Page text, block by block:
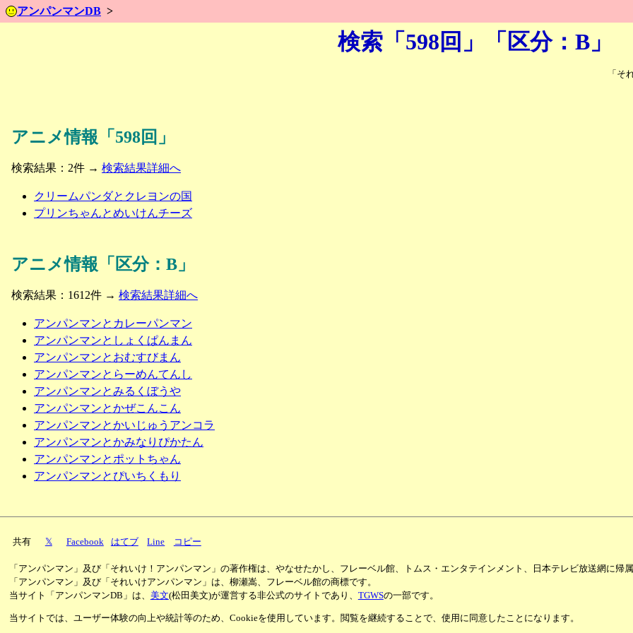
アンパンマンDB
検索「598回」「区分：B」
「そ
アニメ情報「598回」
検索結果：2件 → 検索結果詳細へ
クリームパンダとクレヨンの国
プリンちゃんとめいけんチーズ
アニメ情報「区分：B」
検索結果：1612件 → 検索結果詳細へ
アンパンマンとカレーパンマン
アンパンマンとしょくぱんまん
アンパンマンとおむすびまん
アンパンマンとらーめんてんし
アンパンマンとみるくぼうや
アンパンマンとかぜこんこん
アンパンマンとかいじゅうアンコラ
アンパンマンとかみなりぴかたん
アンパンマンとポットちゃん
アンパンマンとぴいちくもり
共有 𝕏 Facebook はてブ Line コピー
「アンパンマン」及び「それいけ！アンパンマン」の著作権は、やなせたかし、フレーベル館、トムス・エンタテインメント、日本テレビ放送網に帰属
「アンパンマン」及び「それいけアンパンマン」は、柳瀬嵩、フレーベル館の商標です。
当サイト「アンパンマンDB」は、 美文(松田美文)が運営する非公式のサイトであり、 TGWSの一部です。
当サイトでは、ユーザー体験の向上や統計等のため、Cookieを使用しています。閲覧を継続することで、使用に同意したことになります。